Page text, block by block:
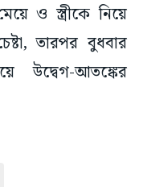
ও স্ত্রীকে নিয়ে
তারপর বুধবার
উদ্বেগ-আতঙ্কের